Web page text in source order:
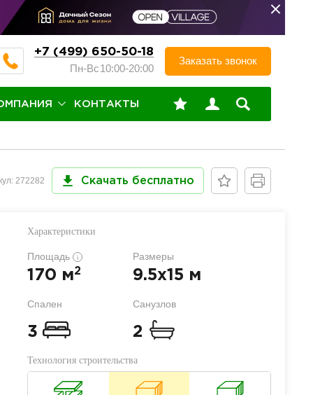
+7 (499) 650-50-18
Пн-Вс10:00-20:00
Заказать звонок
КОНТАКТЫ
272282 Скачать бесплатно
Характеристики
Площадь i
170 м2
Размеры
9.5x15 м
Спален
3
Санузлов
2
Технология строительства